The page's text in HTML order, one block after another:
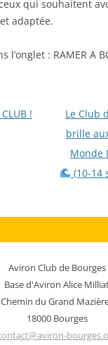
qui souhaitent
adaptée.
: RAMER A
!
Le Club
brille
Monde
(10-14
Aviron Club de Bourges
Base d'Aviron Alice
Chemin du Grand
18000 Bourges